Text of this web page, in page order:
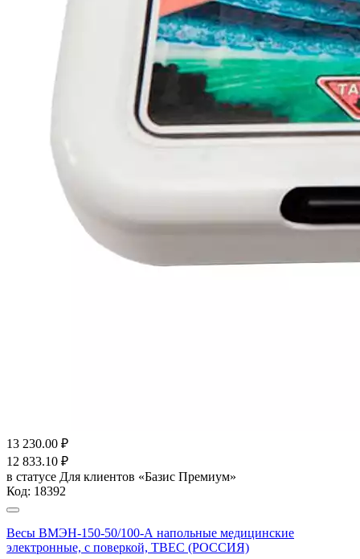
13 230.00 ₽
12 833.10 ₽
в статусе Для клиентов «Базис Премиум»
Код: 18392
Весы ВМЭН-150-50/100-А напольные медицинские
электронные, с поверкой, ТВЕС (РОССИЯ)